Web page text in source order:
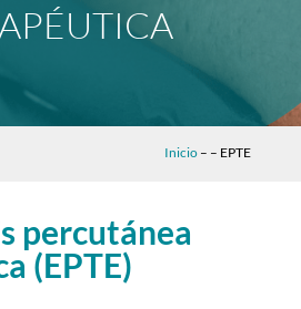
Inicio – – EPTE
percutánea
(EPTE)